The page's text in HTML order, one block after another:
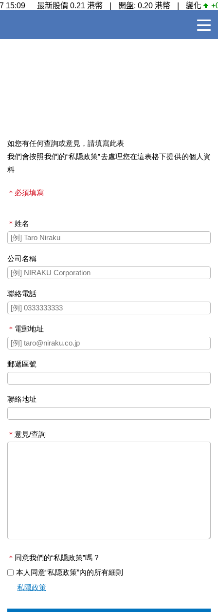
如您有任何查詢或意見，請填寫此表
我們會按照我們的“私隠政策”去處理您在這表格下提供的個人資
料
＊必須填寫
＊ 姓名
公司名稱
聯絡電話
＊ 電郵地址
郵遞區號
聯絡地址
＊ 意見/查詢
＊ 同意我們的“私隠政策”嗎 ?
本人同意“私隠政策”內的所有細則
私隠政策